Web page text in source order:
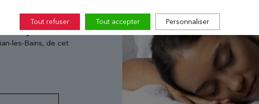
ponctuent tout un
entre une maman
Royalen matière de
les-Bains, de cet
Tout refuser Tout accepter Personnaliser